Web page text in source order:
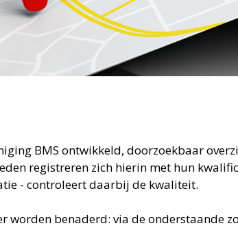
BMS ontwikkeld, doorzoekbaar
registreren zich hierin met hun
- controleert daarbij de kwaliteit.
worden benaderd: via de onderstaande